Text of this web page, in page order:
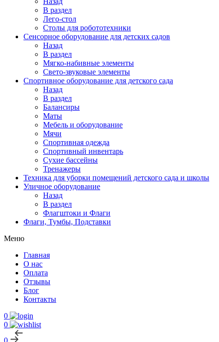
В раздел
Лего-стол
Столы для робототехники
Сенсорное оборудование для детских садов
Назад
В раздел
Мягко-набивные элементы
Свето-звуковые элементы
Спортивное оборудование для детского сада
Назад
В раздел
Балансиры
Маты
Мебель и оборудование
Мячи
Спортивная одежда
Спортивный инвентарь
Сухие бассейны
Тренажеры
Техника для уборки помещений детского сада и школы
Уличное оборудование
Назад
В раздел
Флагштоки и Флаги
Флаги, Тумбы, Подставки
Меню
Главная
О нас
Оплата
Отзывы
Блог
Контакты
0
0
0